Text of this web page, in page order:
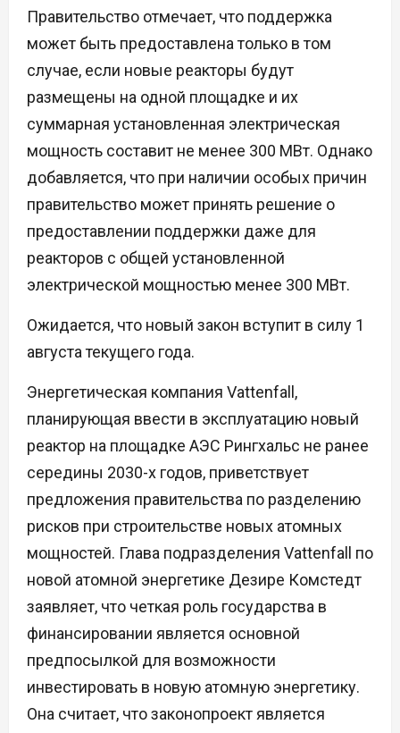
Правительство отмечает, что поддержка
может быть предоставлена только в том
случае, если новые реакторы будут
размещены на одной площадке и их
суммарная установленная электрическая
мощность составит не менее 300 МВт. Однако
добавляется, что при наличии особых причин
правительство может принять решение о
предоставлении поддержки даже для
реакторов с общей установленной
электрической мощностью менее 300 МВт.
Ожидается, что новый закон вступит в силу 1
августа текущего года.
Энергетическая компания Vattenfall,
планирующая ввести в эксплуатацию новый
реактор на площадке АЭС Рингхальс не ранее
середины 2030-х годов, приветствует
предложения правительства по разделению
рисков при строительстве новых атомных
мощностей. Глава подразделения Vattenfall по
новой атомной энергетике Дезире Комстедт
заявляет, что четкая роль государства в
финансировании является основной
предпосылкой для возможности
инвестировать в новую атомную энергетику.
Она считает, что законопроект является